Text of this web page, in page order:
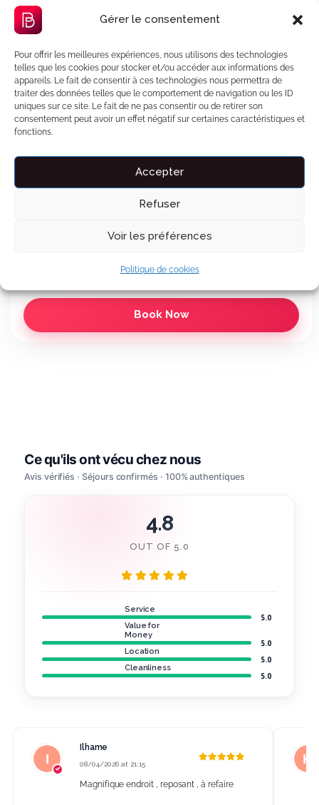
Gérer le consentement
Pour offrir les meilleures expériences, nous utilisons des technologies
telles que les cookies pour stocker et/ou accéder aux informations des
appareils. Le fait de consentir à ces technologies nous permettra de
traiter des données telles que le comportement de navigation ou les ID
uniques sur ce site. Le fait de ne pas consentir ou de retirer son
consentement peut avoir un effet négatif sur certaines caractéristiques et
fonctions.
Accepter
Refuser
Voir les préférences
Politique de cookies
231 € (total à régler, tout compris)
Conciergerie 7j/7 incluse
Garantie séjour incluse
🎁Offert avec votre réservation OFFERT
Un jeu de cartes pour deux
L'IA trouve votre film idéal
Voir le détail des prix
Payez en 3x sans frais
Book Now
4.8
OUT OF 5.0
Service
5.0
Value for
Money
5.0
Location
5.0
Cleanliness
5.0
Ilhame
08/04/2026 at 21:15
Magnifique endroit , reposant , à refaire